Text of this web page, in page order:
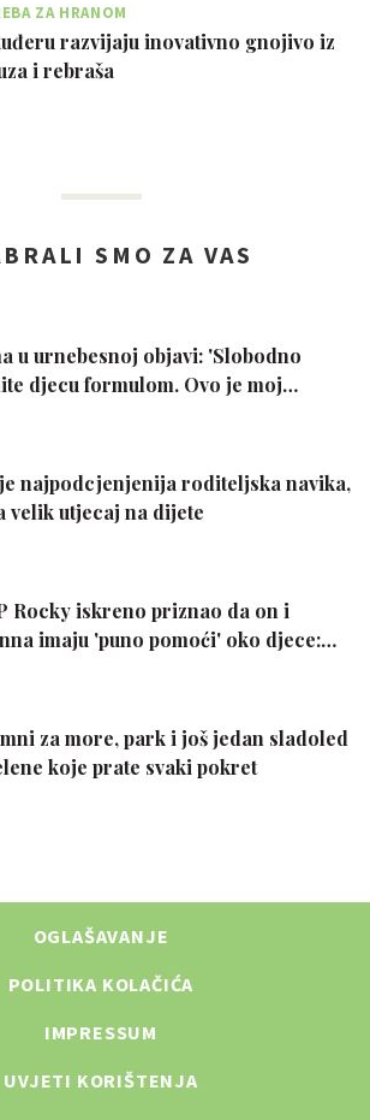
ZA HRANOM
razvijaju inovativno gnojivo iz
i rebraša
OGLAŠAVANJE
POLITIKA KOLAČIĆA
IMPRESSUM
UVJETI KORIŠTENJA